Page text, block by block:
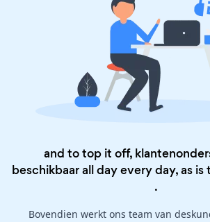
and to top it off,
beschikbaar all day every day, as is
.
Bovendien werkt ons team van